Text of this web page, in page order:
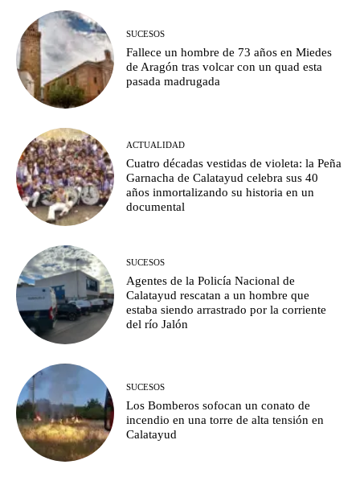
SUCESOS
Fallece un hombre de 73 años en Miedes
de Aragón tras volcar con un quad esta
pasada madrugada
ACTUALIDAD
Cuatro décadas vestidas de violeta: la Peña
Garnacha de Calatayud celebra sus 40
años inmortalizando su historia en un
documental
SUCESOS
Agentes de la Policía Nacional de
Calatayud rescatan a un hombre que
estaba siendo arrastrado por la corriente
del río Jalón
SUCESOS
Los Bomberos sofocan un conato de
incendio en una torre de alta tensión en
Calatayud